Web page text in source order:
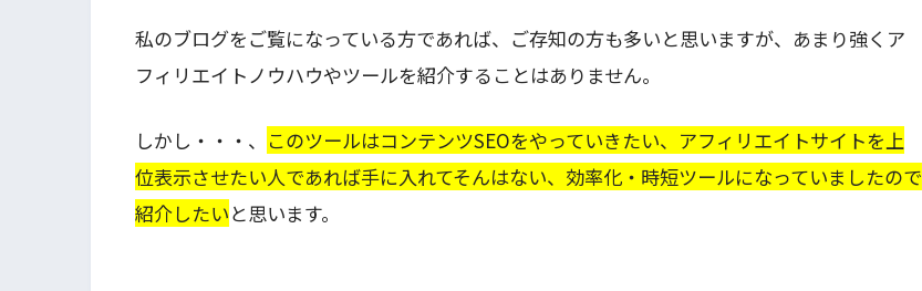
私のブログをご覧になっている方であれば、ご存知の方も多いと思いますが、あまり強くア
フィリエイトノウハウやツールを紹介することはありません。
しかし・・・、 このツールはコンテンツSEOをやっていきたい、アフィリエイトサイトを上
位表示させたい人であれば手に入れてそんはない、効率化・時短ツールになっていましたので
紹介したいと思います。